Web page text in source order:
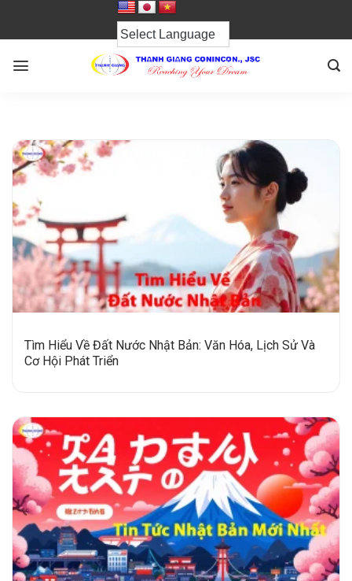
dung
Tìm Hiểu Về Đất Nước Nhật Bản: Văn Hóa, Lịch Sử Và
Cơ Hội Phát Triển